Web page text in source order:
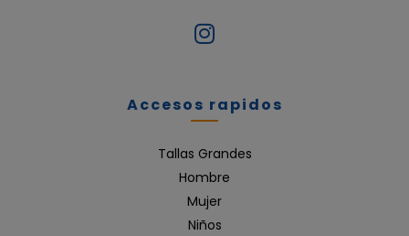
Accesos rapidos
Tallas Grandes
Hombre
Mujer
Niños